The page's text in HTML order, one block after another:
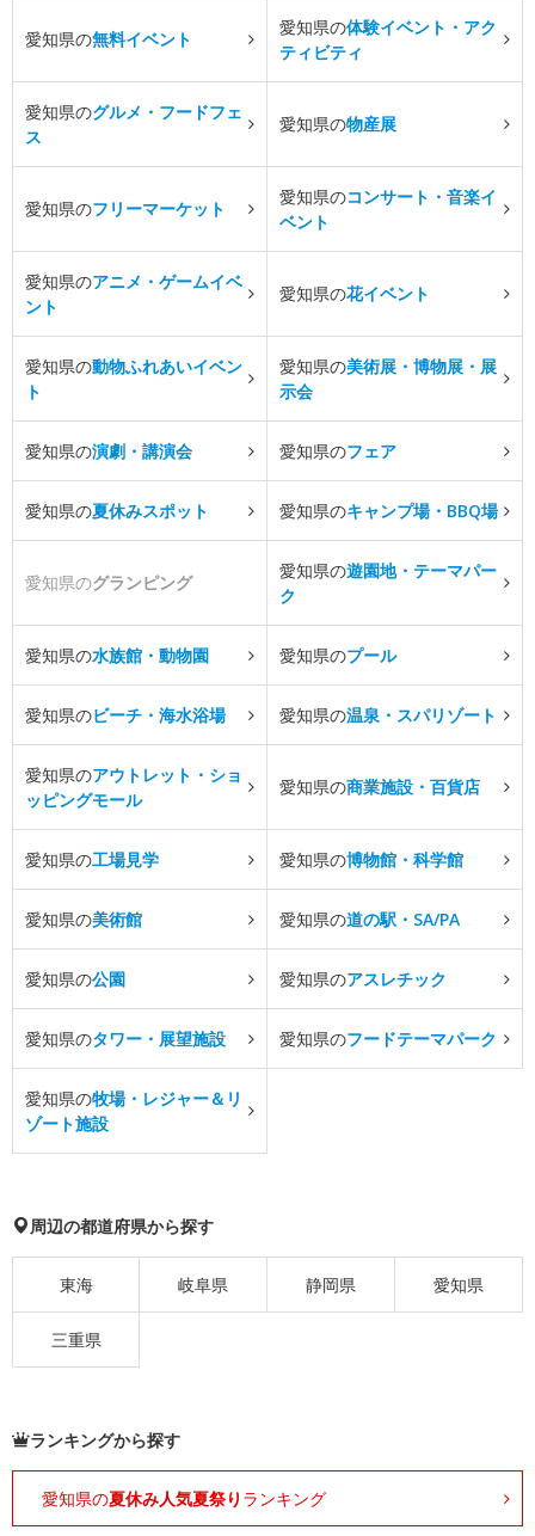
愛知県の無料イベント
愛知県の体験イベント・アク
ティビティ
愛知県のグルメ・フードフェ
ス
愛知県の物産展
愛知県のフリーマーケット
愛知県のコンサート・音楽イ
ベント
愛知県のアニメ・ゲームイベ
ント
愛知県の花イベント
愛知県の動物ふれあいイベン
ト
愛知県の美術展・博物展・展
示会
愛知県の演劇・講演会 愛知県のフェア
愛知県の夏休みスポット 愛知県のキャンプ場・BBQ場
愛知県のグランピング
愛知県の遊園地・テーマパー
ク
愛知県の水族館・動物園 愛知県のプール
愛知県のビーチ・海水浴場 愛知県の温泉・スパリゾート
愛知県のアウトレット・ショ
ッピングモール
愛知県の商業施設・百貨店
愛知県の工場見学 愛知県の博物館・科学館
愛知県の美術館 愛知県の道の駅・SA/PA
愛知県の公園 愛知県のアスレチック
愛知県のタワー・展望施設 愛知県のフードテーマパーク
愛知県の牧場・レジャー＆リ
ゾート施設
周辺の都道府県から探す
東海 岐阜県 静岡県 愛知県
三重県
ランキングから探す
愛知県の夏休み人気夏祭り ランキング